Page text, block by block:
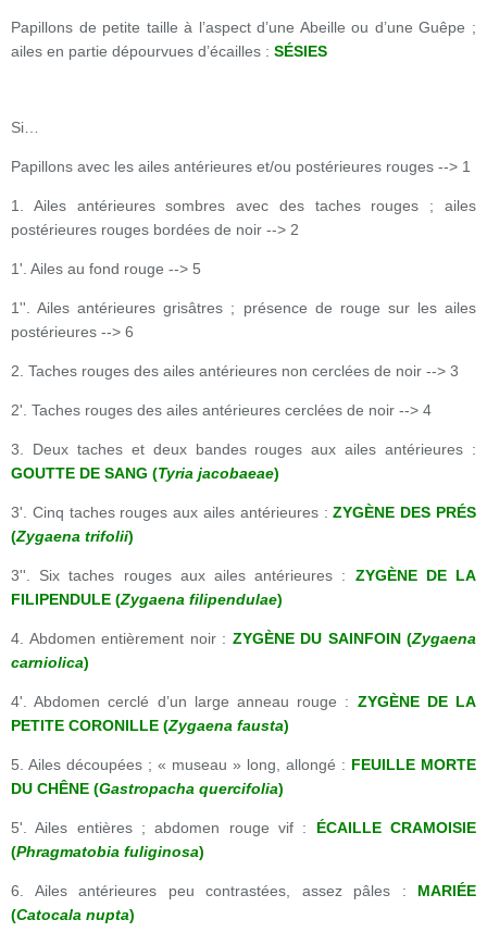
Papillons de petite taille à l’aspect d’une Abeille ou d’une Guêpe ;
ailes en partie dépourvues d’écailles : SÉSIES
Si…
Papillons avec les ailes antérieures et/ou postérieures rouges --> 1
1. Ailes antérieures sombres avec des taches rouges ; ailes
postérieures rouges bordées de noir --> 2
1'. Ailes au fond rouge --> 5
1''. Ailes antérieures grisâtres ; présence de rouge sur les ailes
postérieures --> 6
2. Taches rouges des ailes antérieures non cerclées de noir --> 3
2'. Taches rouges des ailes antérieures cerclées de noir --> 4
3. Deux taches et deux bandes rouges aux ailes antérieures :
GOUTTE DE SANG (Tyria jacobaeae)
3'. Cinq taches rouges aux ailes antérieures :ZYGÈNE DES PRÉS
(Zygaena trifolii)
3''. Six taches rouges aux ailes antérieures : ZYGÈNE DE LA
FILIPENDULE (Zygaena filipendulae)
4. Abdomen entièrement noir : ZYGÈNE DU SAINFOIN (Zygaena
carniolica)
4'. Abdomen cerclé d’un large anneau rouge : ZYGÈNE DE LA
PETITE CORONILLE (Zygaena fausta)
5. Ailes découpées ; « museau » long, allongé : FEUILLE MORTE
DU CHÊNE (Gastropacha quercifolia)
5'. Ailes entières ; abdomen rouge vif : ÉCAILLE CRAMOISIE
(Phragmatobia fuliginosa)
6. Ailes antérieures peu contrastées, assez pâles : MARIÉE
(Catocala nupta)